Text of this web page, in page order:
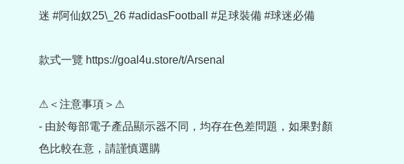
迷 #阿仙奴25\_26 #adidasFootball #足球裝備 #球迷必備
款式一覽 https://goal4u.store/t/Arsenal
⚠＜注意事項＞⚠
- 由於每部電子產品顯示器不同，均存在色差問題，如果對顏
色比較在意，請謹慎選購